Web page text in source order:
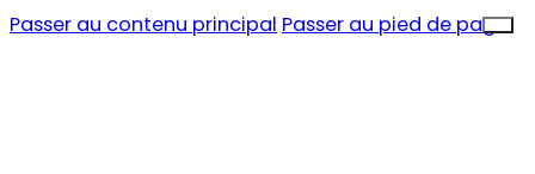
Passer au contenu principal Passer au pied de page